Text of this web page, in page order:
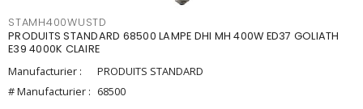
STAMH400WUSTD
PRODUITS STANDARD 68500 LAMPE DHI MH 400W ED37 GOLIATH
E39 4000K CLAIRE
Manufacturier :
PRODUITS STANDARD
# Manufacturier : 68500